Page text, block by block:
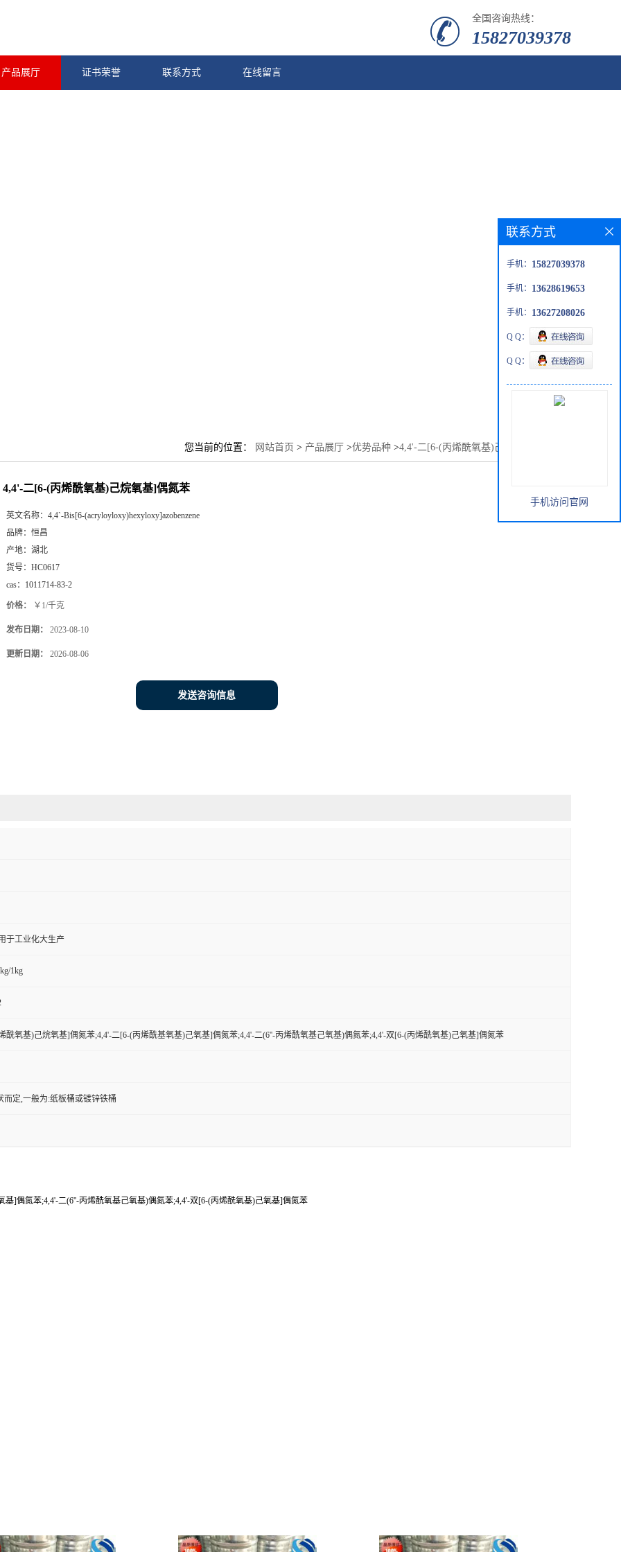
全国咨询热线：
15827039378
产品展厅 证书荣誉 联系方式 在线留言
您当前的位置： 网站首页 > 产品展厅 >优势品种 >4,4'-二[6-(丙烯酰氧基)己烷氧基]偶氮苯
4,4'-二[6-(丙烯酰氧基)己烷氧基]偶氮苯
英文名称： 4,4`-Bis[6-(acryloyloxy)hexyloxy]azobenzene
品牌： 恒昌
产地： 湖北
货号： HC0617
cas： 1011714-83-2
价格： ￥1/千克
发布日期： 2023-08-10
更新日期： 2026-08-06
发送咨询信息
于工业化大生产
1kg
酰氧基)己烷氧基]偶氮苯;4,4'-二[6-(丙烯酰基氧基)己氧基]偶氮苯;4,4'-二(6''-丙烯酰氧基己氧基)偶氮苯;4,4'-双[6-(丙烯酰氧基)己氧基]偶氮苯
而定,一般为:纸板桶或镀锌铁桶
]偶氮苯;4,4'-二(6''-丙烯酰氧基己氧基)偶氮苯;4,4'-双[6-(丙烯酰氧基)己氧基]偶氮苯
联系方式
手机： 15827039378
手机： 13628619653
手机： 13627208026
Q Q：
Q Q：
手机访问官网